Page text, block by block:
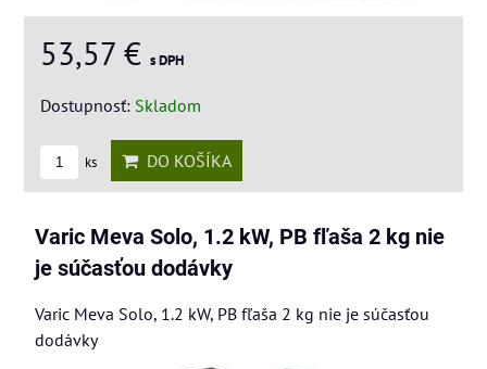
53,57 € s DPH
Dostupnosť: Skladom
ks DO KOŠÍKA
Varic Meva Solo, 1.2 kW, PB fľaša 2 kg nie
je súčasťou dodávky
Varic Meva Solo, 1.2 kW, PB fľaša 2 kg nie je súčasťou
dodávky